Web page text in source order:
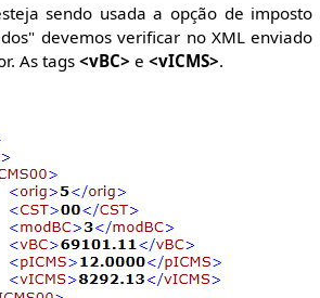
sendo usada a opção de imposto
devemos verificar no XML enviado
As tags <vBC> e <vICMS>.